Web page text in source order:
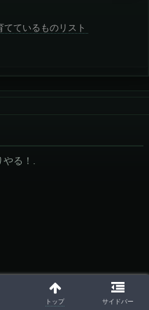
てているものリスト
る！.
トップ サイドバー